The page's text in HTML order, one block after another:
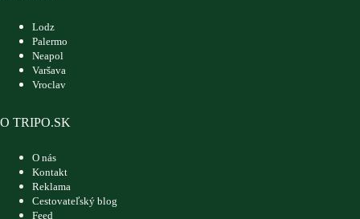
Lodz
Palermo
Neapol
Varšava
Vroclav
O TRIPO.SK
O nás
Kontakt
Reklama
Cestovateľský blog
Feed